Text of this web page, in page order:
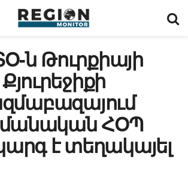
ն Թուրքիայի
Քյուրեջիքի
ՀՕՊ
է տեղակայել